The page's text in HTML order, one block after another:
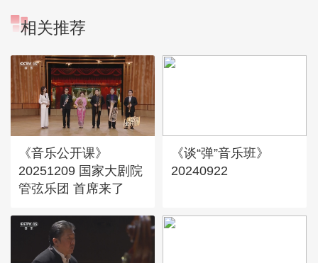
相关推荐
《音乐公开课》
20251209 国家大剧院
管弦乐团 首席来了
《谈“弹”音乐班》
20240922